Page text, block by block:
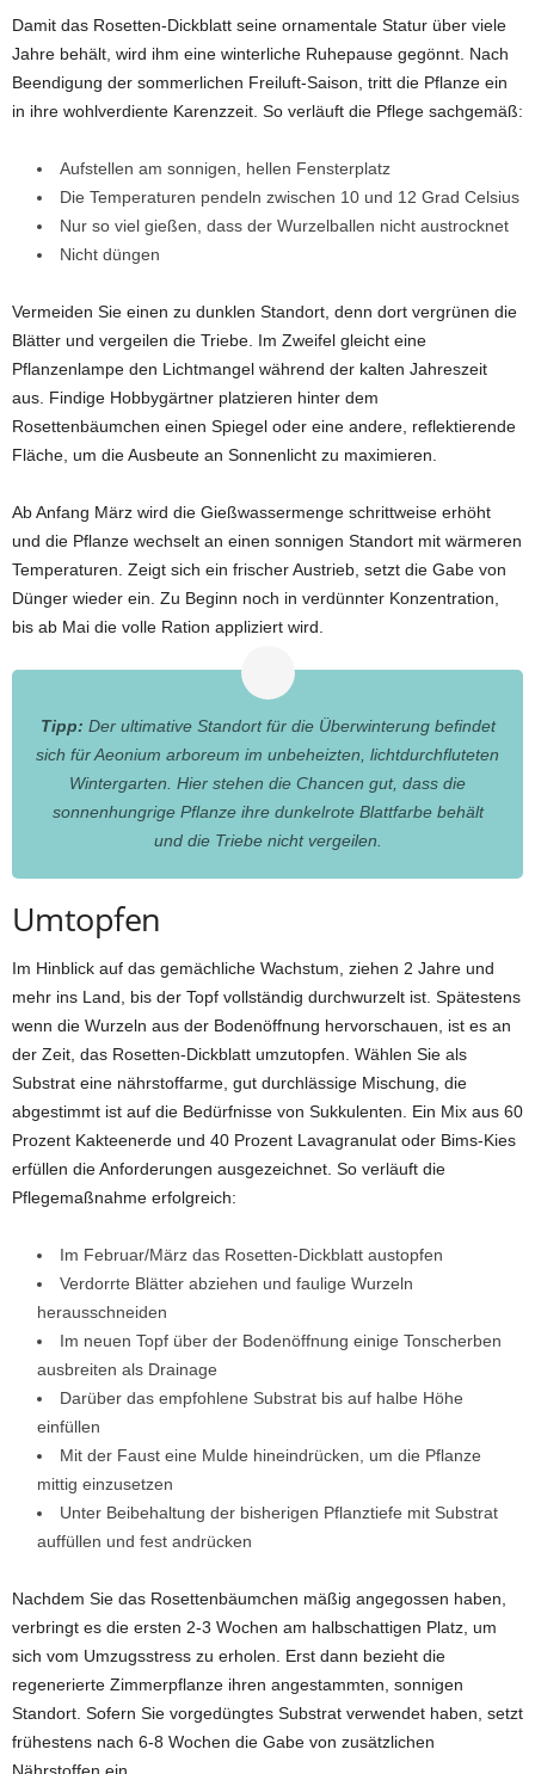
Damit das Rosetten-Dickblatt seine ornamentale Statur über viele
Jahre behält, wird ihm eine winterliche Ruhepause gegönnt. Nach
Beendigung der sommerlichen Freiluft-Saison, tritt die Pflanze ein
in ihre wohlverdiente Karenzzeit. So verläuft die Pflege sachgemäß:
Aufstellen am sonnigen, hellen Fensterplatz
Die Temperaturen pendeln zwischen 10 und 12 Grad Celsius
Nur so viel gießen, dass der Wurzelballen nicht austrocknet
Nicht düngen
Vermeiden Sie einen zu dunklen Standort, denn dort vergrünen die
Blätter und vergeilen die Triebe. Im Zweifel gleicht eine
Pflanzenlampe den Lichtmangel während der kalten Jahreszeit
aus. Findige Hobbygärtner platzieren hinter dem
Rosettenbäumchen einen Spiegel oder eine andere, reflektierende
Fläche, um die Ausbeute an Sonnenlicht zu maximieren.
Ab Anfang März wird die Gießwassermenge schrittweise erhöht
und die Pflanze wechselt an einen sonnigen Standort mit wärmeren
Temperaturen. Zeigt sich ein frischer Austrieb, setzt die Gabe von
Dünger wieder ein. Zu Beginn noch in verdünnter Konzentration,
bis ab Mai die volle Ration appliziert wird.
Tipp: Der ultimative Standort für die Überwinterung befindet
sich für Aeonium arboreum im unbeheizten, lichtdurchfluteten
Wintergarten. Hier stehen die Chancen gut, dass die
sonnenhungrige Pflanze ihre dunkelrote Blattfarbe behält
und die Triebe nicht vergeilen.
Umtopfen
Im Hinblick auf das gemächliche Wachstum, ziehen 2 Jahre und
mehr ins Land, bis der Topf vollständig durchwurzelt ist. Spätestens
wenn die Wurzeln aus der Bodenöffnung hervorschauen, ist es an
der Zeit, das Rosetten-Dickblatt umzutopfen. Wählen Sie als
Substrat eine nährstoffarme, gut durchlässige Mischung, die
abgestimmt ist auf die Bedürfnisse von Sukkulenten. Ein Mix aus 60
Prozent Kakteenerde und 40 Prozent Lavagranulat oder Bims-Kies
erfüllen die Anforderungen ausgezeichnet. So verläuft die
Pflegemaßnahme erfolgreich:
Im Februar/März das Rosetten-Dickblatt austopfen
Verdorrte Blätter abziehen und faulige Wurzeln
herausschneiden
Im neuen Topf über der Bodenöffnung einige Tonscherben
ausbreiten als Drainage
Darüber das empfohlene Substrat bis auf halbe Höhe
einfüllen
Mit der Faust eine Mulde hineindrücken, um die Pflanze
mittig einzusetzen
Unter Beibehaltung der bisherigen Pflanztiefe mit Substrat
auffüllen und fest andrücken
Nachdem Sie das Rosettenbäumchen mäßig angegossen haben,
verbringt es die ersten 2-3 Wochen am halbschattigen Platz, um
sich vom Umzugsstress zu erholen. Erst dann bezieht die
regenerierte Zimmerpflanze ihren angestammten, sonnigen
Standort. Sofern Sie vorgedüngtes Substrat verwendet haben, setzt
frühestens nach 6-8 Wochen die Gabe von zusätzlichen